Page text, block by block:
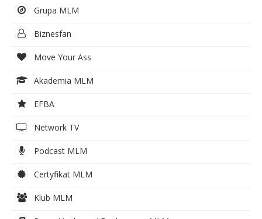
Grupa MLM
Biznesfan
Move Your Ass
Akademia MLM
EFBA
Network TV
Podcast MLM
Certyfikat MLM
Klub MLM